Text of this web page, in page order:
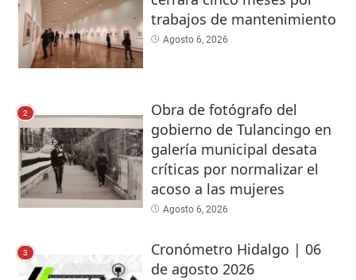
trabajos de mantenimiento
Agosto 6, 2026
2
Obra de fotógrafo del
gobierno de Tulancingo en
galería municipal desata
críticas por normalizar el
acoso a las mujeres
Agosto 6, 2026
3
Cronómetro Hidalgo | 06
de agosto 2026